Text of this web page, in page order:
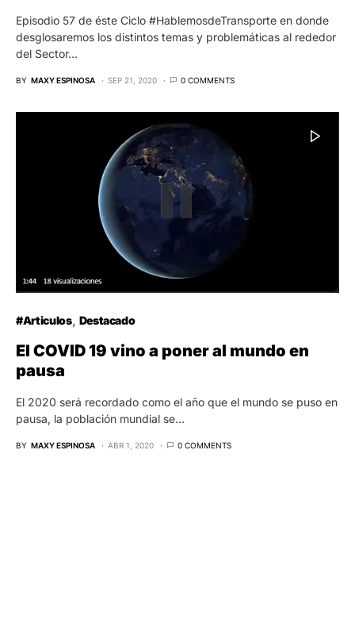
Episodio 57 de éste Ciclo #HablemosdeTransporte en donde
desglosaremos los distintos temas y problemáticas al rededor
del Sector…
BY MAXY ESPINOSA SEP 21, 2020 0 COMMENTS
#Articulos Destacado
El COVID 19 vino a poner al mundo en
pausa
El 2020 será recordado como el año que el mundo se puso en
pausa, la población mundial se…
BY MAXY ESPINOSA ABR 1, 2020 0 COMMENTS